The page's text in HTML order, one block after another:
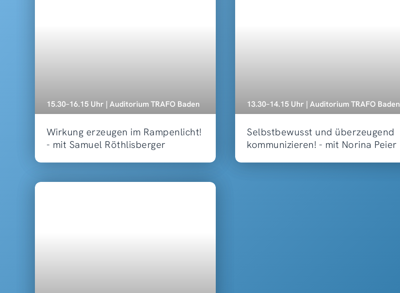
15.30–16.15 Uhr | Auditorium TRAFO Baden
Wirkung erzeugen im Rampenlicht!
- mit Samuel Röthlisberger
13.30–14.15 Uhr | Auditorium TRAFO Baden
Selbstbewusst und überzeugend
kommunizieren! - mit Norina Peier